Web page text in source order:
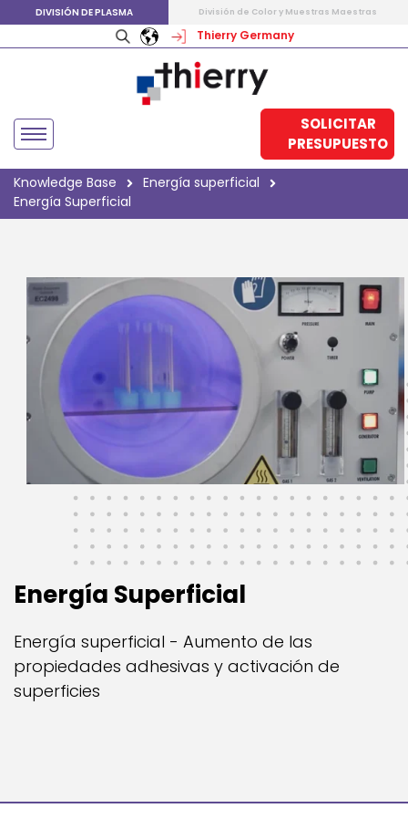
DIVISIÓN DE PLASMA División de Color y Muestras Maestras
Thierry Germany
SOLICITAR
PRESUPUESTO
Knowledge Base
Energía superficial
Energía Superficial
Energía Superficial
Energí­a superficial - Aumento de las
propiedades adhesivas y activación de
superficies